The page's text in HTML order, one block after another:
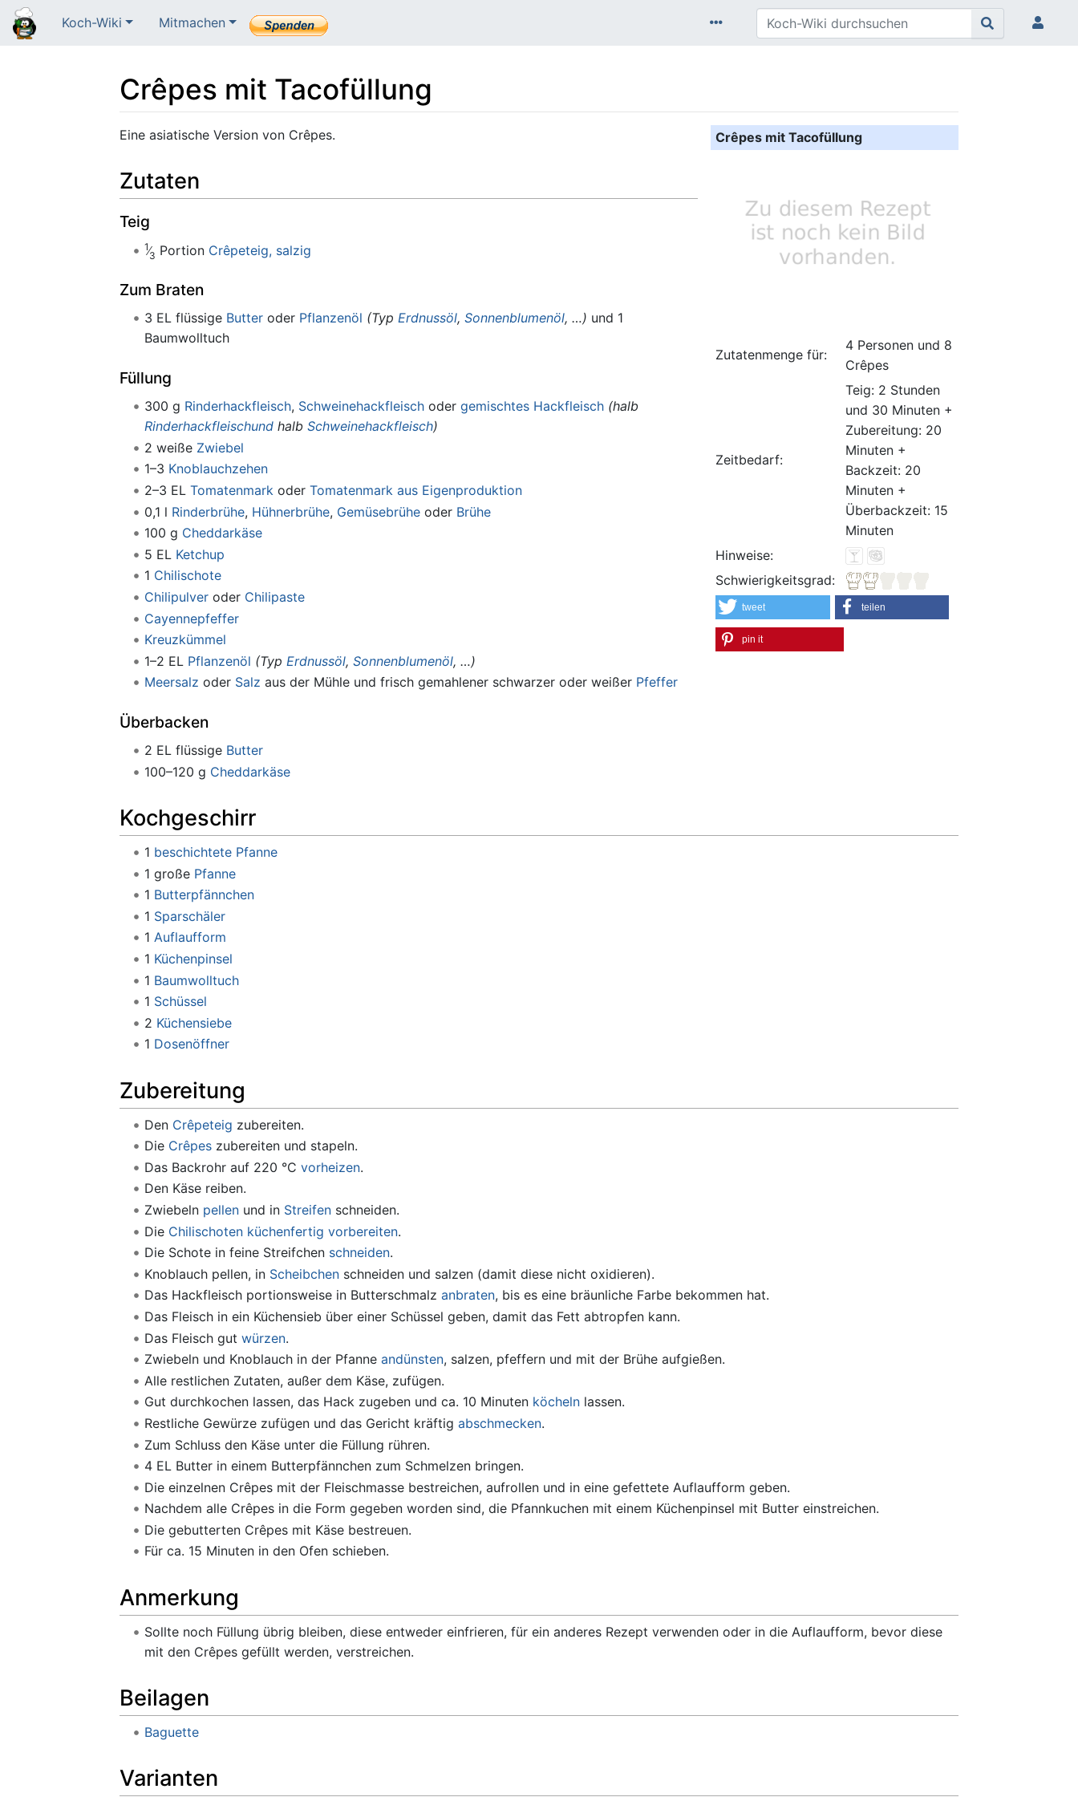
Koch-Wiki Mitmachen
Crêpes mit Tacofüllung
Wechseln zu:Navigation,Suche Crêpes mit Tacofüllung
Zutatenmenge für:
4 Personen und 8
Crêpes
Zeitbedarf:
Teig: 2 Stunden
und 30 Minuten +
Zubereitung: 20
Minuten +
Backzeit: 20
Minuten +
Überbackzeit: 15
Minuten
Hinweise:
Schwierigkeitsgrad:
tweet teilen
pin it
Eine asiatische Version von Crêpes.
Zutaten
Teig
1
3 Portion Crêpeteig, salzig
Zum Braten
3 EL flüssige Butteroder Pflanzenöl (Typ Erdnussöl, Sonnenblumenöl, …) und 1
Baumwolltuch
Füllung
300 g Rinderhackfleisch, Schweinehackfleischoder gemischtes Hackfleisch (halb
Rinderhackfleischundhalb Schweinehackfleisch)
2 weiße Zwiebel
1–3 Knoblauchzehen
2–3 EL Tomatenmarkoder Tomatenmark aus Eigenproduktion
0,1 l Rinderbrühe, Hühnerbrühe, Gemüsebrüheoder Brühe
100 g Cheddarkäse
5 EL Ketchup
1 Chilischote
Chilipulveroder Chilipaste
Cayennepfeffer
Kreuzkümmel
1–2 EL Pflanzenöl (Typ Erdnussöl, Sonnenblumenöl, …)
Meersalz oder Salz aus der Mühle und frisch gemahlener schwarzer oder weißer Pfeffer
Überbacken
2 EL flüssige Butter
100–120 g Cheddarkäse
Kochgeschirr
1 beschichtete Pfanne
1 große Pfanne
1 Butterpfännchen
1 Sparschäler
1 Auflaufform
1 Küchenpinsel
1 Baumwolltuch
1 Schüssel
2 Küchensiebe
1 Dosenöffner
Zubereitung
Den Crêpeteig zubereiten.
Die Crêpeszubereiten und stapeln.
Das Backrohr auf 220 °C vorheizen.
Den Käse reiben.
Zwiebeln pellenund in Streifenschneiden.
Die Chilischoten küchenfertig vorbereiten.
Die Schote in feine Streifchen schneiden.
Knoblauch pellen, in Scheibchenschneiden und salzen (damit diese nicht oxidieren).
Das Hackfleisch portionsweise in Butterschmalz anbraten, bis es eine bräunliche Farbe bekommen hat.
Das Fleisch in ein Küchensieb über einer Schüssel geben, damit das Fett abtropfen kann.
Das Fleisch gut würzen.
Zwiebeln und Knoblauch in der Pfanne andünsten, salzen, pfeffern und mit der Brühe aufgießen.
Alle restlichen Zutaten, außer dem Käse, zufügen.
Gut durchkochen lassen, das Hack zugeben und ca. 10 Minuten köchelnlassen.
Restliche Gewürze zufügen und das Gericht kräftig abschmecken.
Zum Schluss den Käse unter die Füllung rühren.
4 EL Butter in einem Butterpfännchen zum Schmelzen bringen.
Die einzelnen Crêpes mit der Fleischmasse bestreichen, aufrollen und in eine gefettete Auflaufform geben.
Nachdem alle Crêpes in die Form gegeben worden sind, die Pfannkuchen mit einem Küchenpinsel mit Butter einstreichen.
Die gebutterten Crêpes mit Käse bestreuen.
Für ca. 15 Minuten in den Ofen schieben.
Anmerkung
Sollte noch Füllung übrig bleiben, diese entweder einfrieren, für ein anderes Rezept verwenden oder in die Auflaufform, bevor diese
mit den Crêpes gefüllt werden, verstreichen.
Beilagen
Baguette
Varianten